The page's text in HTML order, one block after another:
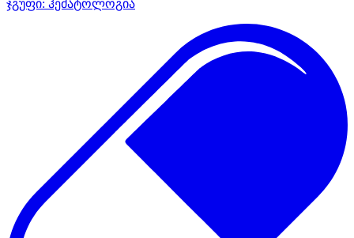
ჯგუფი: ჰემატოლოგია